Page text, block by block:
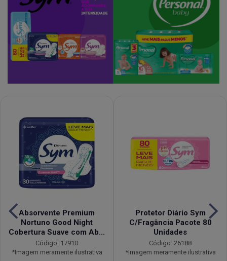
Absorvente Premium
Nortuno Good Night
Cobertura Suave com Ab...
Código: 17910
*Imagem meramente ilustrativa
Protetor Diário Sym
C/Fragância Pacote 80
Unidades
Código: 26188
*Imagem meramente ilustrativa